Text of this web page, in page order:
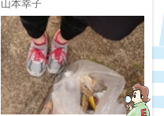
山本幸子